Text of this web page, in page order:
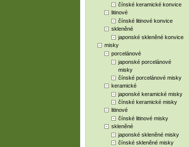
čínské keramické konvice
litinové
čínské litinové konvice
skleněné
japonské skleněné konvice
misky
porcelánové
japonské porcelánové
misky
čínské porcelánové misky
keramické
japonské keramické misky
čínské keramické misky
litinové
čínské litinové misky
skleněné
japonské skleněné misky
čínské skleněné misky